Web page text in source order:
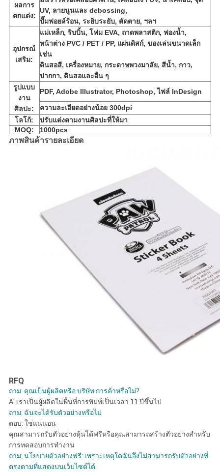
ผลการ
ตกแต่ง:
UV, ลายนูนและ debossing,
ปั๊มฟอยล์ร้อน, ระยิบระยับ, ตัดตาย, ฯลฯ
อุปกรณ์
เสริม:
แม่เหล็ก, ริบบิ้น, โฟม EVA, ถาดพลาสติก, ฟองน้ำ,
หน้าต่าง PVC / PET / PP, แผ่นดิสก์, ของเล่นขนาดเล็ก
เช่น
ดินสอสี, เครื่องหมาย, กระดาษพวงมาลัย, สีน้ำ, กาว,
ปากกา, ดินสอและอื่น ๆ
รูปแบบ
งาน
ศิลปะ:
PDF, Adobe Illustrator, Photoshop, ไฟล์ InDesign
ความละเอียดอย่างน้อย 300dpi
โลโก้:
ปรับแต่งตามงานศิลปะที่ให้มา
MOQ:
1000pcs
ภาพสินค้ารายละเอียด
RFQ
ถาม: คุณเป็นผู้ผลิตหรือ บริษัท การค้าหรือไม่?
A: เราเป็นผู้ผลิตในพื้นที่การพิมพ์เป็นเวลา 11 ปีขึ้นไป
ถาม: ฉันจะได้รับตัวอย่างหรือไม่
ตอบ: ใช่แน่นอน
คุณสามารถรับตัวอย่างหุ้นได้ฟรีหรือคุณสามารถสร้างตัวอย่างสำหรับ
การทดสอบการทำงาน
ถาม: นโยบายตัวอย่างฟรี: เพราะเหตุใดฉันจึงไม่สามารถรับตัวอย่างที่
ตรงตามที่แสดงบนเว็บไซต์ได้